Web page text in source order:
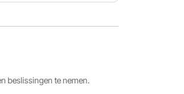
55 x 39 x
Afmetingen
beslissingen te nemen.